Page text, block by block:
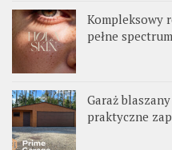
Kompleksowy
pełne
Garaż
praktyczne